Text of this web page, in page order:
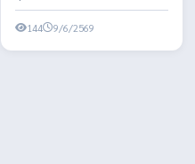
ซื่อสัตย์ โปร่งใส สร้างศรัทธา
ประชาชน
144 9/6/2569